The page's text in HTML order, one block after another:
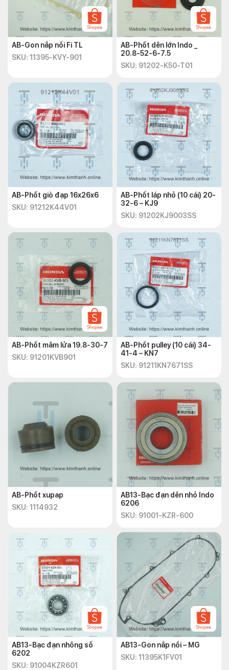
AB-Gon nắp nồi Fi TL
SKU: 11395-KVY-901
AB-Phốt dên lớn Indo _
20.8-52-6-7.5
SKU: 91202-K50-T01
AB-Phốt giò đạp 16x26x6
SKU: 91212K44V01
AB-Phốt láp nhỏ (10 cái) 20-
32-6 – KJ9
SKU: 91202KJ9003SS
AB-Phốt mâm lửa 19.8-30-7
SKU: 91201KVB901
AB-Phốt pulley (10 cái) 34-
41-4 – KN7
SKU: 91211KN7671SS
AB-Phốt xupap
SKU: 1114932
AB13-Bạc đạn dên nhỏ Indo
6206
SKU: 91001-KZR-600
AB13-Bạc đạn nhông số
6202
SKU: 91004KZR601
AB13-Gon nắp nồi – MG
SKU: 11395K1FV01